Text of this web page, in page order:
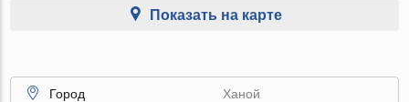
Показать на карте
Город
Ханой